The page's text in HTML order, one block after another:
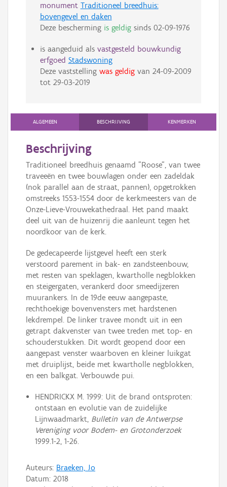
monument Traditioneel breedhuis:
bovengevel en daken
Deze bescherming is geldigsinds 02-09-1976
is aangeduid als vastgesteld bouwkundig
erfgoed Stadswoning
Deze vaststelling was geldigvan 24-09-2009
tot 29-03-2019
ALGEMEEN BESCHRIJVING KENMERKEN
Beschrijving
Traditioneel breedhuis genaamd "Roose", van twee
traveeën en twee bouwlagen onder een zadeldak
(nok parallel aan de straat, pannen), opgetrokken
omstreeks 1553-1554 door de kerkmeesters van de
Onze-Lieve-Vrouwekathedraal. Het pand maakt
deel uit van de huizenrij die aanleunt tegen het
noordkoor van de kerk.
De gedecapeerde lijstgevel heeft een sterk
verstoord parement in bak- en zandsteenbouw,
met resten van speklagen, kwartholle negblokken
en steigergaten, verankerd door smeedijzeren
muurankers. In de 19de eeuw aangepaste,
rechthoekige bovenvensters met hardstenen
lekdrempel. De linker travee mondt uit in een
getrapt dakvenster van twee treden met top- en
schouderstukken. Dit wordt geopend door een
aangepast venster waarboven en kleiner luikgat
met druiplijst, beide met kwartholle negblokken,
en een balkgat. Verbouwde pui.
HENDRICKX M. 1999: Uit de brand ontsproten:
ontstaan en evolutie van de zuidelijke
Lijnwaadmarkt, Bulletin van de Antwerpse
Vereniging voor Bodem- en Grotonderzoek
1999.1-2, 1-26.
Auteurs: Braeken, Jo
Datum: 2018